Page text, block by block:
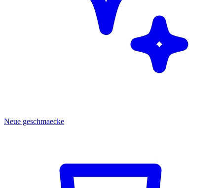
Neue geschmaecke